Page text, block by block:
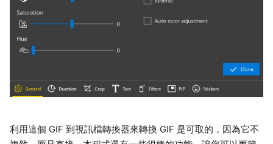
利用這個 GIF 到視訊檔轉換器來轉換 GIF 是可取的，因為它不